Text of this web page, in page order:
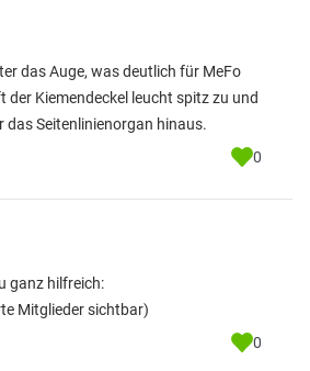
das Auge, was deutlich für MeFo
der Kiemendeckel leucht spitz zu und
das Seitenlinienorgan hinaus.
0
ganz hilfreich:
Mitglieder sichtbar)
0